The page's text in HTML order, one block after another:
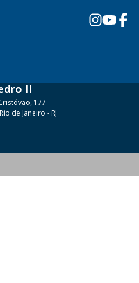
II
177
de Janeiro - RJ